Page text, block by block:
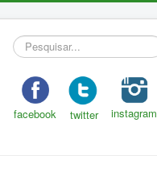
Pesquisar...
facebook twitter instagram